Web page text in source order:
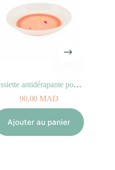
Assiette antidérapante pour bébé Peach
90,00MAD
Ajouter au panier